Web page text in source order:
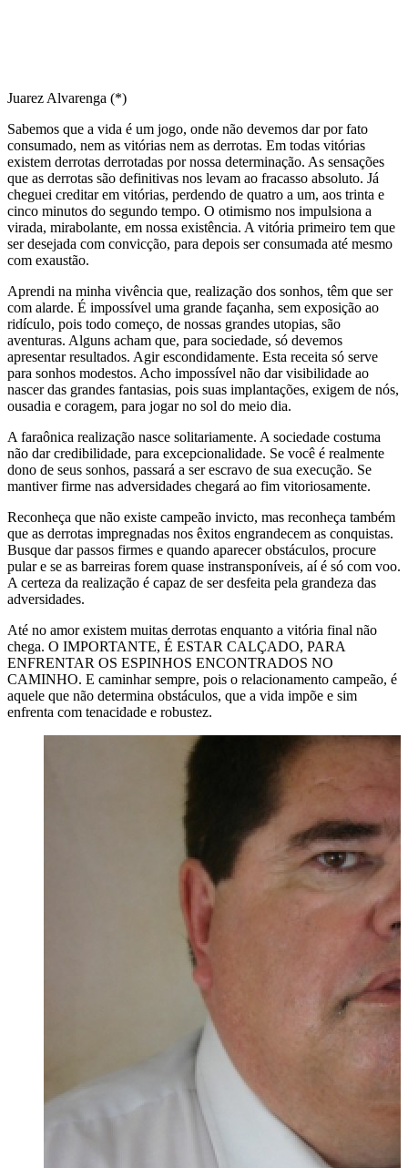
Juarez Alvarenga (*)
Sabemos que a vida é um jogo, onde não devemos dar por fato
consumado, nem as vitórias nem as derrotas. Em todas vitórias
existem derrotas derrotadas por nossa determinação. As sensações
que as derrotas são definitivas nos levam ao fracasso absoluto. Já
cheguei creditar em vitórias, perdendo de quatro a um, aos trinta e
cinco minutos do segundo tempo. O otimismo nos impulsiona a
virada, mirabolante, em nossa existência. A vitória primeiro tem que
ser desejada com convicção, para depois ser consumada até mesmo
com exaustão.
Aprendi na minha vivência que, realização dos sonhos, têm que ser
com alarde. É impossível uma grande façanha, sem exposição ao
ridículo, pois todo começo, de nossas grandes utopias, são
aventuras. Alguns acham que, para sociedade, só devemos
apresentar resultados. Agir escondidamente. Esta receita só serve
para sonhos modestos. Acho impossível não dar visibilidade ao
nascer das grandes fantasias, pois suas implantações, exigem de nós,
ousadia e coragem, para jogar no sol do meio dia.
A faraônica realização nasce solitariamente. A sociedade costuma
não dar credibilidade, para excepcionalidade. Se você é realmente
dono de seus sonhos, passará a ser escravo de sua execução. Se
mantiver firme nas adversidades chegará ao fim vitoriosamente.
Reconheça que não existe campeão invicto, mas reconheça também
que as derrotas impregnadas nos êxitos engrandecem as conquistas.
Busque dar passos firmes e quando aparecer obstáculos, procure
pular e se as barreiras forem quase instransponíveis, aí é só com voo.
A certeza da realização é capaz de ser desfeita pela grandeza das
adversidades.
Até no amor existem muitas derrotas enquanto a vitória final não
chega. O IMPORTANTE, É ESTAR CALÇADO, PARA
ENFRENTAR OS ESPINHOS ENCONTRADOS NO
CAMINHO. E caminhar sempre, pois o relacionamento campeão, é
aquele que não determina obstáculos, que a vida impõe e sim
enfrenta com tenacidade e robustez.